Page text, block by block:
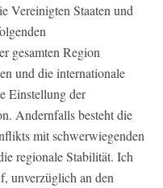
Vereinigten Staaten und
gesamten Region
und die internationale
Einstellung der
Andernfalls besteht die
mit schwerwiegenden
regionale Stabilität. Ich
unverzüglich an den